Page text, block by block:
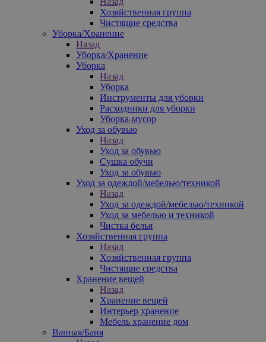
Хозяйственная группа
Чистящие средства
Уборка/Хранение
Назад
Уборка/Хранение
Уборка
Назад
Уборка
Инструменты для уборки
Расходники для уборки
Уборка-мусор
Уход за обувью
Назад
Уход за обувью
Сушка обучи
Уход за обувью
Уход за одеждой/мебелью/техникой
Назад
Уход за одеждой/мебелью/техникой
Уход за мебелью и техникой
Чистка белья
Хозяйственная группа
Назад
Хозяйственная группа
Чистящие средства
Хранение вещей
Назад
Хранение вещей
Интерьер хранение
Мебель хранение дом
Ванная/Баня